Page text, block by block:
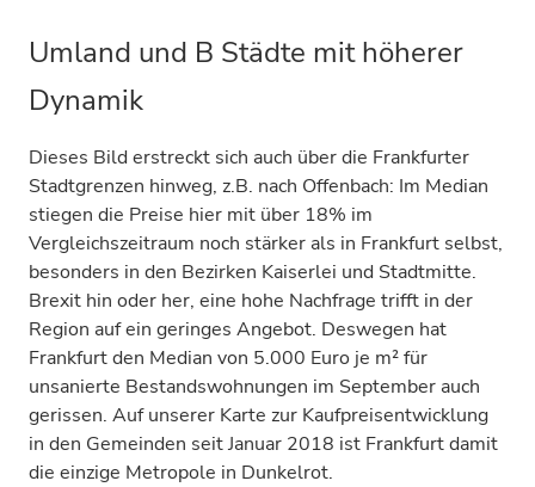
Umland und B Städte mit höherer
Dynamik
Dieses Bild erstreckt sich auch über die Frankfurter
Stadtgrenzen hinweg, z.B. nach Offenbach: Im Median
stiegen die Preise hier mit über 18% im
Vergleichszeitraum noch stärker als in Frankfurt selbst,
besonders in den Bezirken Kaiserlei und Stadtmitte.
Brexit hin oder her, eine hohe Nachfrage trifft in der
Region auf ein geringes Angebot. Deswegen hat
Frankfurt den Median von 5.000 Euro je m² für
unsanierte Bestandswohnungen im September auch
gerissen. Auf unserer Karte zur Kaufpreisentwicklung
in den Gemeinden seit Januar 2018 ist Frankfurt damit
die einzige Metropole in Dunkelrot.